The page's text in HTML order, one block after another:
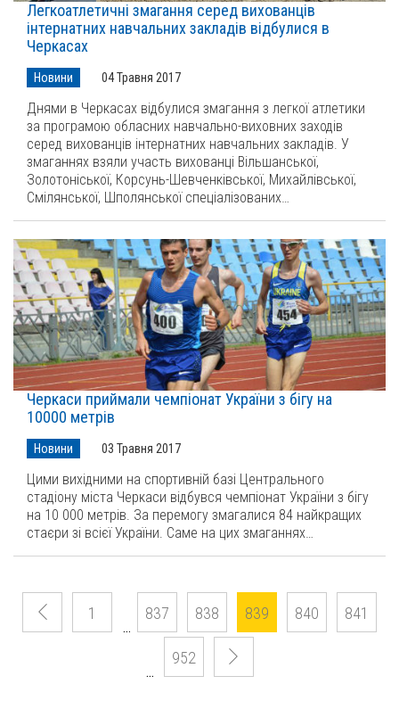
Легкоатлетичні змагання серед вихованців
інтернатних навчальних закладів відбулися в
Черкасах
Новини 04 Травня 2017
Днями в Черкасах відбулися змагання з легкої атлетики
за програмою обласних навчально-виховних заходів
серед вихованців інтернатних навчальних закладів. У
змаганнях взяли участь вихованці Вільшанської,
Золотоніської, Корсунь-Шевченківської, Михайлівської,
Смілянської, Шполянської спеціалізованих…
Черкаси приймали чемпіонат України з бігу на
10000 метрів
Новини 03 Травня 2017
Цими вихідними на спортивній базі Центрального
стадіону міста Черкаси відбувся чемпіонат України з бігу
на 10 000 метрів. За перемогу змагалися 84 найкращих
стаєри зі всієї України. Саме на цих змаганнях…
1
…
837 838 839 840 841
…
952